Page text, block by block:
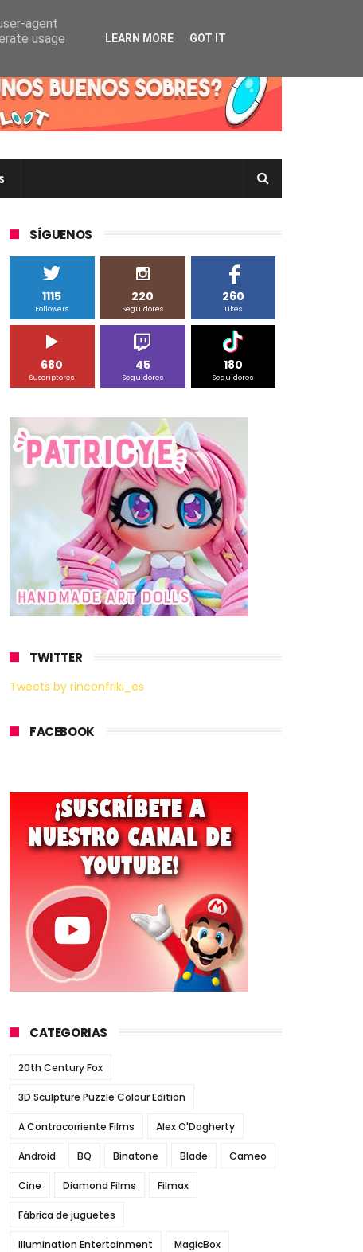
SÍGUENOS
1115
Followers
220
Seguidores
260
Likes
680
Suscriptores
45
Seguidores
180
Seguidores
TWITTER
Tweets by rinconfriki_es
FACEBOOK
CATEGORIAS
20th Century Fox
3D Sculpture Puzzle Colour Edition
A Contracorriente Films Alex O'Dogherty
Android BQ Binatone Blade Cameo
Cine Diamond Films Filmax
Fábrica de juguetes
Illumination Entertainment MagicBox
agent
usage
LEARN MORE GOT IT